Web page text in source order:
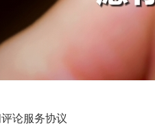
论服务协议